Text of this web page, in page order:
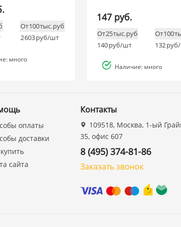
От 100 тыс. руб
2 603руб/шт
много
147 руб.
От 25 тыс. руб
140руб/шт
От 100
132
Наличие: много
оплаты
доставки
сайта
Контакты
109518, Москва, 1-ый
35, офис 607
8 (495) 374-81-86
Заказать звонок